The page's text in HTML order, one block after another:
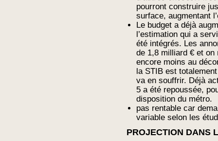
pourront construire
surface, augmentant
Le budget a déjà
l’estimation qui a
été intégrés. Les
de 1,8 milliard € et on
encore moins au
la STIB est
va en souffrir. Déjà
5 a été repoussée,
disposition du métro.
pas rentable car
variable selon les
PROJECTION DANS